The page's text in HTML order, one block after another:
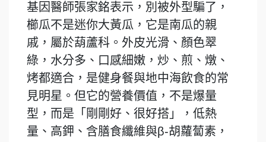
基因醫師張家銘表示，別被外型騙了，
櫛瓜不是迷你大黃瓜，它是南瓜的親
戚，屬於葫蘆科。外皮光滑、顏色翠
綠，水分多、口感細嫩，炒、煎、燉、
烤都適合，是健身餐與地中海飲食的常
見明星。但它的營養價值，不是爆量
型，而是「剛剛好、很好搭」，低熱
量、高鉀、含膳食纖維與β-胡蘿蔔素，